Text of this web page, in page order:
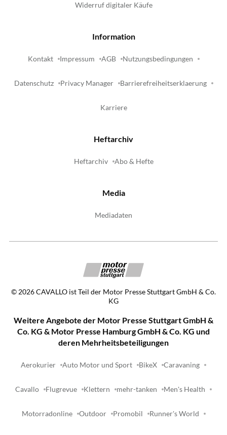
Widerruf digitaler Käufe
Information
Kontakt Impressum AGB Nutzungsbedingungen
Datenschutz Privacy Manager Barrierefreiheitserklaerung
Karriere
Heftarchiv
Heftarchiv Abo & Hefte
Media
Mediadaten
©2026CAVALLO ist Teil der Motor Presse Stuttgart GmbH & Co.
KG
Weitere Angebote der Motor Presse Stuttgart GmbH &
Co. KG & Motor Presse Hamburg GmbH & Co. KG und
deren Mehrheitsbeteiligungen
Aerokurier Auto Motor und Sport BikeX Caravaning
Cavallo Flugrevue Klettern mehr-tanken Men's Health
Motorradonline Outdoor Promobil Runner's World